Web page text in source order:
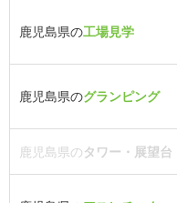
鹿児島県の工場見学
鹿児島県のグランピング
鹿児島県のタワー・展望台